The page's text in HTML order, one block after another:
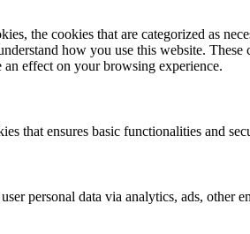
the cookies that are categorized as
how you use this website.
effect on your browsing experience.
that ensures basic functionalities and
personal data via analytics, ads, other